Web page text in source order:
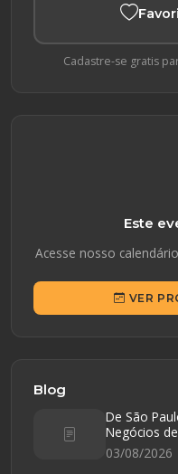
Cadastre-se gratis
Este
Acesse nosso
VER
Blog
De São
Negócios
03/08/2026